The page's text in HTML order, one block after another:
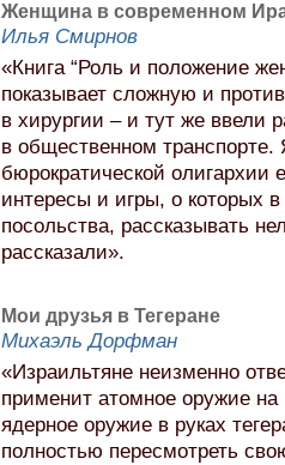
Женщина в современном
Илья Смирнов
«Книга “Роль и положение
показывает сложную и
в хирургии – и тут же ввели
в общественном транспорте.
бюрократической олигархии
интересы и игры, о которых
посольства, рассказывать
рассказали».
Мои друзья в Тегеране
Михаэль Дорфман
«Израильтяне неизменно
применит атомное оружие
ядерное оружие в руках
полностью пересмотреть